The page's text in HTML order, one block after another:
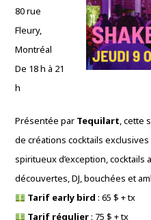
80 rue
Fleury,
Montréal
De 18 h à 21
h
Présentée par Tequilart, cette
de créations cocktails
spiritueux d’exception, cocktails
découvertes, DJ, bouchées et
Tarif early bird : 65 $ + tx
Tarif régulier: 75 $ + tx